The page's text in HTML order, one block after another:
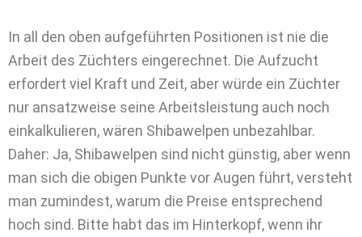
In all den oben aufgeführten Positionen ist nie die
Arbeit des Züchters eingerechnet. Die Aufzucht
erfordert viel Kraft und Zeit, aber würde ein Züchter
nur ansatzweise seine Arbeitsleistung auch noch
einkalkulieren, wären Shibawelpen unbezahlbar.
Daher: Ja, Shibawelpen sind nicht günstig, aber wenn
man sich die obigen Punkte vor Augen führt, versteht
man zumindest, warum die Preise entsprechend
hoch sind. Bitte habt das im Hinterkopf, wenn ihr